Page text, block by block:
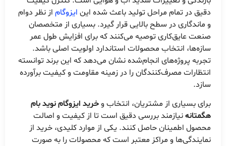
دقیق در تمام مراحل تولید باعث شده این ایزوگام از نظر دوام
و ماندگاری در سطح بالایی قرار گیرد. بسیاری از متخصصان
صنعت عایق‌کاری توصیه می‌کنند که برای افزایش طول عمر
سازه‌ها، انتخاب محصولات استاندارد اولویت اصلی باشد.
تجربه پروژه‌های انجام‌شده نشان می‌دهد که این برند توانسته
انتظارات مصرف‌کنندگان را در زمینه مقاومت و کیفیت برآورده
سازد.
برای بسیاری از مشتریان، انتخاب وخرید ایزوگام نوید بام
هگمتانهنیازمند بررسی دقیق است تا از کیفیت و اصالت
محصول اطمینان حاصل کنند. یکی از موارد کلیدی، خرید از
نمایندگی‌ها و مراکز معتبر است که محصولات را به صورت